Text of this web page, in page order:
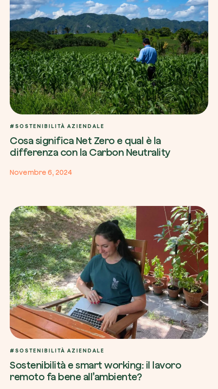
#SOSTENIBILITÀ AZIENDALE
Cosa significa Net Zero e qual è la
differenza con la Carbon Neutrality
Novembre 6, 2024
#SOSTENIBILITÀ AZIENDALE
Sostenibilità e smart working: il lavoro
remoto fa bene all’ambiente?